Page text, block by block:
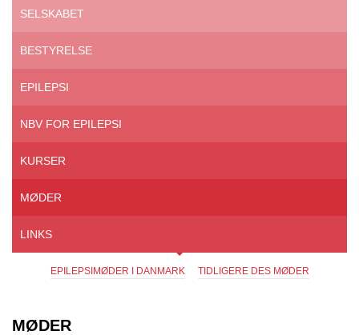
SELSKABET
BESTYRELSE
EPILEPSI
NBV FOR EPILEPSI
KURSER
MØDER
LINKS
EPILEPSIMØDER I DANMARK TIDLIGERE DES MØDER
MØDER